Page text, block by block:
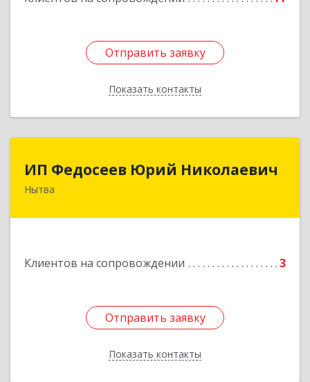
Отправить заявку
Показать контакты
Отправить заявку
Назад
ИП Федосеев Юрий Николаевич
Нытва
Клиентов на сопровождении 3
Отправить заявку
Показать контакты
ИП Федосеев Юрий Николаевич
Отправить заявку
Назад